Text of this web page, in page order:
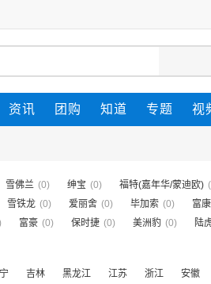
资讯 团购 知道 专题 视
雪佛兰 (0) 绅宝 (0) 福特(嘉年华/蒙迪欧)
雪铁龙 (0) 爱丽舍 (0) 毕加索 (0) 富康
富豪 (0) 保时捷 (0) 美洲豹 (0) 陆
吉林 黑龙江 江苏 浙江 安徽